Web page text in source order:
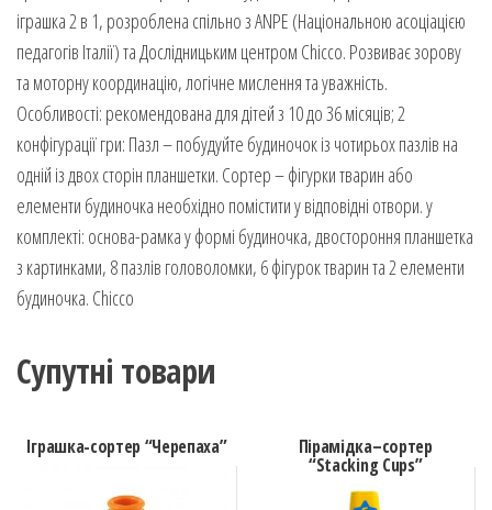
іграшка 2 в 1, розроблена спільно з ANPE (Національною асоціацією
педагогів Італії) та Дослідницьким центром Chicco. Розвиває зорову
та моторну координацію, логічне мислення та уважність.
Особливості: рекомендована для дітей з 10 до 36 місяців; 2
конфігурації гри: Пазл – побудуйте будиночок із чотирьох пазлів на
одній із двох сторін планшетки. Сортер – фігурки тварин або
елементи будиночка необхідно помістити у відповідні отвори. у
комплекті: основа-рамка у формі будиночка, двостороння планшетка
з картинками, 8 пазлів головоломки, 6 фігурок тварин та 2 елементи
будиночка. Chicco
Супутні товари
Іграшка-сортер “Черепаха” Пірамідка–сортер
“Stacking Cups”